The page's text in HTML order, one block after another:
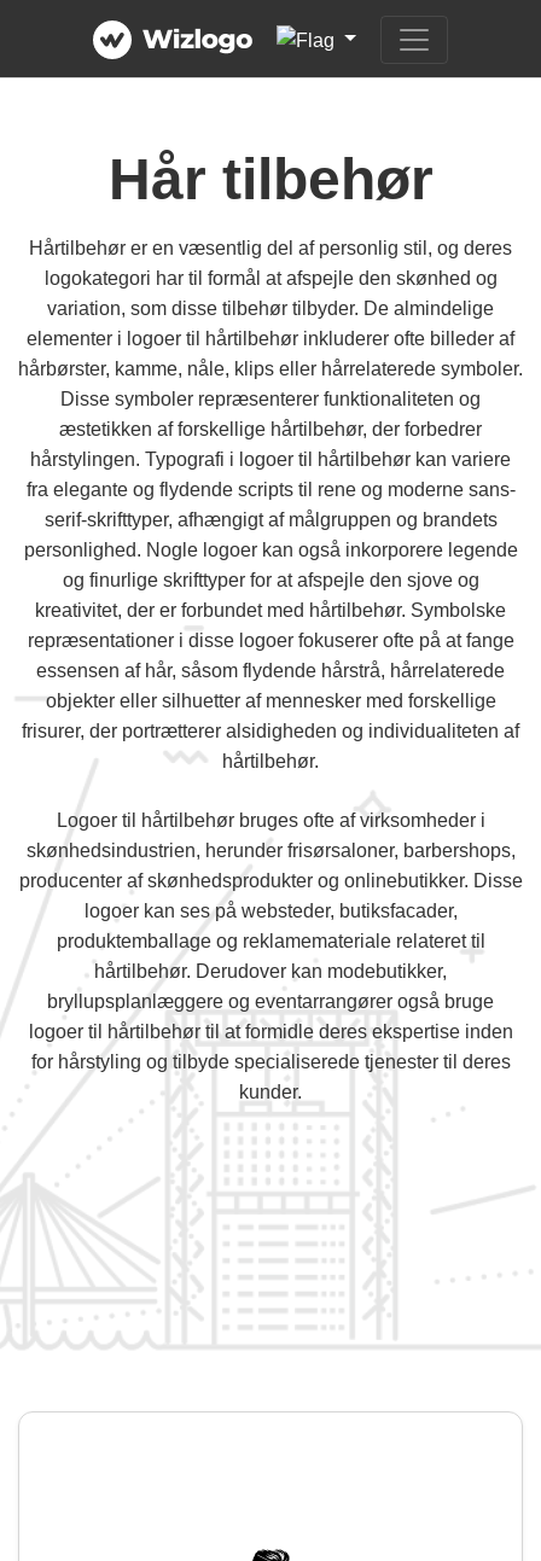
Hår tilbehør
Hårtilbehør er en væsentlig del af personlig stil, og deres
logokategori har til formål at afspejle den skønhed og
variation, som disse tilbehør tilbyder. De almindelige
elementer i logoer til hårtilbehør inkluderer ofte billeder af
hårbørster, kamme, nåle, klips eller hårrelaterede symboler.
Disse symboler repræsenterer funktionaliteten og
æstetikken af forskellige hårtilbehør, der forbedrer
hårstylingen. Typografi i logoer til hårtilbehør kan variere
fra elegante og flydende scripts til rene og moderne sans-
serif-skrifttyper, afhængigt af målgruppen og brandets
personlighed. Nogle logoer kan også inkorporere legende
og finurlige skrifttyper for at afspejle den sjove og
kreativitet, der er forbundet med hårtilbehør. Symbolske
repræsentationer i disse logoer fokuserer ofte på at fange
essensen af hår, såsom flydende hårstrå, hårrelaterede
objekter eller silhuetter af mennesker med forskellige
frisurer, der portrætterer alsidigheden og individualiteten af
hårtilbehør.
Logoer til hårtilbehør bruges ofte af virksomheder i
skønhedsindustrien, herunder frisørsaloner, barbershops,
producenter af skønhedsprodukter og onlinebutikker. Disse
logoer kan ses på websteder, butiksfacader,
produktemballage og reklamemateriale relateret til
hårtilbehør. Derudover kan modebutikker,
bryllupsplanlæggere og eventarrangører også bruge
logoer til hårtilbehør til at formidle deres ekspertise inden
for hårstyling og tilbyde specialiserede tjenester til deres
kunder.